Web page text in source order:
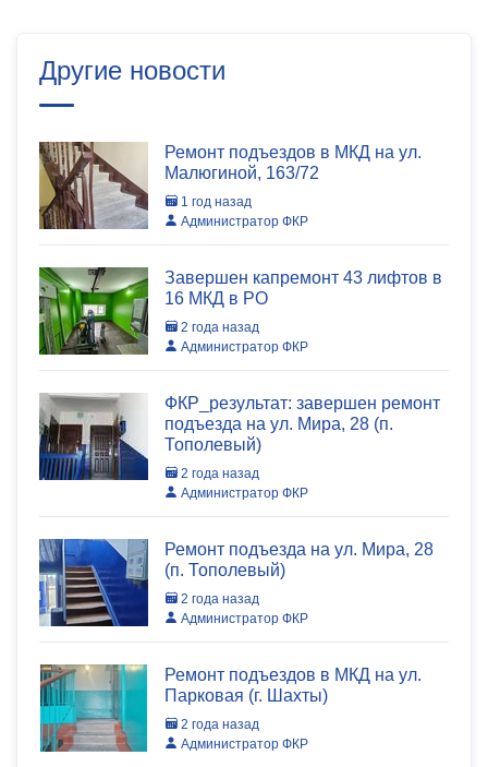
Другие новости
Ремонт подъездов в МКД на ул.
Малюгиной, 163/72
1 год назад
Администратор ФКР
Завершен капремонт 43 лифтов в
16 МКД в РО
2 года назад
Администратор ФКР
ФКР_результат: завершен ремонт
подъезда на ул. Мира, 28 (п.
Тополевый)
2 года назад
Администратор ФКР
Ремонт подъезда на ул. Мира, 28
(п. Тополевый)
2 года назад
Администратор ФКР
Ремонт подъездов в МКД на ул.
Парковая (г. Шахты)
2 года назад
Администратор ФКР